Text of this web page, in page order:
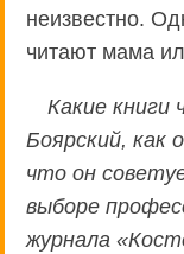
неизвестно.
читают мама
Какие
Боярский, как
что он
выборе
журнала